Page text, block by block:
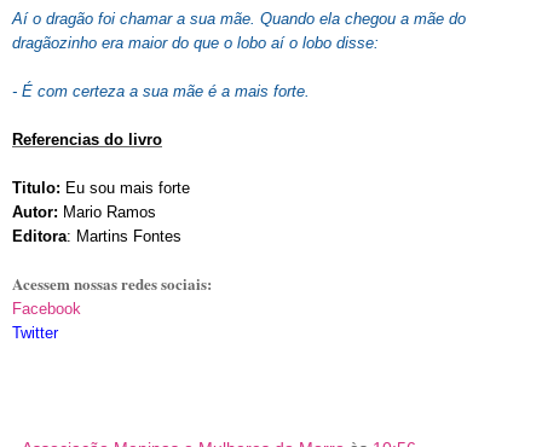
Aí o dragão foi chamar a sua mãe. Quando ela chegou a mãe do
dragãozinho era maior do que o lobo aí o lobo disse:
- É com certeza a sua mãe é a mais forte.
Referencias do livro
Titulo: Eu sou mais forte
Autor: Mario Ramos
Editora: Martins Fontes
Acessem nossas redes sociais:
Facebook
Twitter